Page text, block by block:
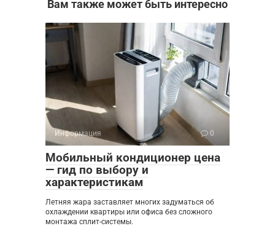
Вам также может быть интересно
Информация 0
Мобильный кондиционер цена
— гид по выбору и
характеристикам
Летняя жара заставляет многих задуматься об
охлаждении квартиры или офиса без сложного
монтажа сплит-системы.